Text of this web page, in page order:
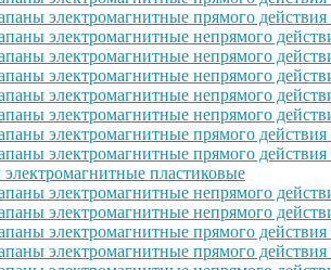
электромагнитные прямого
электромагнитные непрямого
электромагнитные непрямого
электромагнитные непрямого
электромагнитные непрямого
электромагнитные непрямого
электромагнитные прямого
электромагнитные прямого
пластиковые
электромагнитные непрямого
электромагнитные непрямого
электромагнитные прямого
электромагнитные прямого